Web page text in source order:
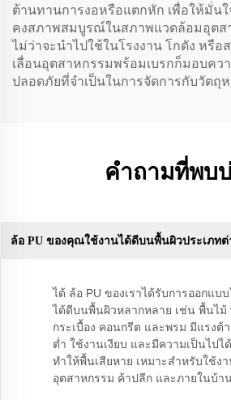
ต้านทานการงอหรือแตกหัก เพื่อให้มั่น
คงสภาพสมบูรณ์ในสภาพแวดล้อมอุตส
ไม่ว่าจะนำไปใช้ในโรงงาน โกดัง หรือ
เลื่อนอุตสาหกรรมพร้อมเบรกก็มอบคว
ปลอดภัยที่จำเป็นในการจัดการกับวัตถุ
คำถามที่พบ
ล้อ PU ของคุณใช้งานได้ดีบนพื้นผิวประเภทต่
ได้ ล้อ PU ของเราได้รับการออกแบ
ได้ดีบนพื้นผิวหลากหลาย เช่น พื้นไม้
กระเบื้อง คอนกรีต และพรม มีแรงต้
ต่ำ ใช้งานเงียบ และมีความเป็นไปไ
ทำให้พื้นเสียหาย เหมาะสำหรับใช้ง
อุตสาหกรรม ค้าปลีก และภายในบ้า